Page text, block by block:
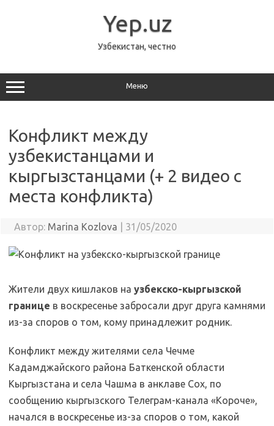
Yep.uz
Узбекистан, честно
Меню
Конфликт между
узбекистанцами и
кыргызстанцами (+ 2 видео с
места конфликта)
Автор: Marina Kozlova 31/05/2020
Жители двух кишлаков на узбекско-кыргызской
границе в воскресенье забросали друг друга камнями
из-за споров о том, кому принадлежит родник.
Конфликт между жителями села Чечме
Кадамджайского района Баткенской области
Кыргызстана и села Чашма в анклаве Сох, по
сообщению кыргызского Телеграм-канала «Короче»,
начался в воскресенье из-за споров о том, какой